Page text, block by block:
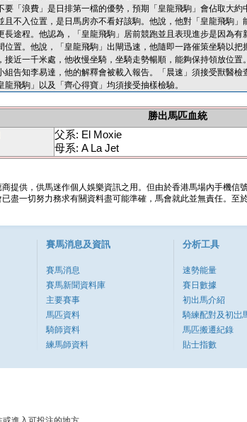
要「浪費」是日排第一檔的優勢，預期「皇龍飛駒」會佔取大
且不入位置，是日馬房亦不看好該駒。他說，他對「皇龍飛駒
長途程。他認為，「皇龍飛駒」居前競跑並且表現進步是因為
位置。他說，「皇龍飛駒」出閘迅速，他隨即一路催策坐騎以
接近一千米處，他收慢坐騎，坐騎走勢暢順，能夠保持領放位
組告知李易達，他的解釋會被載入報告。「晨速」須接受獸醫
龍飛駒」以及「齊心得寶」均須接受抽樣檢驗。
勝出馬匹血統
父系: El Moxie
母系: A La Jet
提供，供馬迷作個人娛樂資訊之用。但由於香港馬場內手機信
盡一切努力務求有關資料盡可能準確，馬會就此並無責任。至
賽馬消息及資訊
賽馬消息
賽馬新聞資料庫
主要賽事
馬匹資料
騎師資料
練馬師資料
分析工具
速勢能量
賽日數據
初出馬介紹
騎練配對及初岀
馬匹搬遷紀錄
貼士指數